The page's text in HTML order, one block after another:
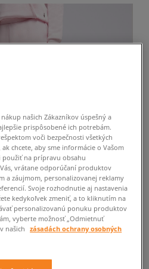
našich Zákazníkov úspešný a
prispôsobené ich potrebám.
voči bezpečnosti všetkých
chcete, aby sme informácie o Vašom
použiť na prípravu obsahu
vrátane odporúčaní produktov
a záujmom, personalizovanej reklamy
Svoje rozhodnutie aj nastavenia
kedykoľvek zmeniť, a to kliknutím na
personalizovanú ponuku produktov
vyberte možnosť „Odmietnuť
našich
zásadách ochrany osobných